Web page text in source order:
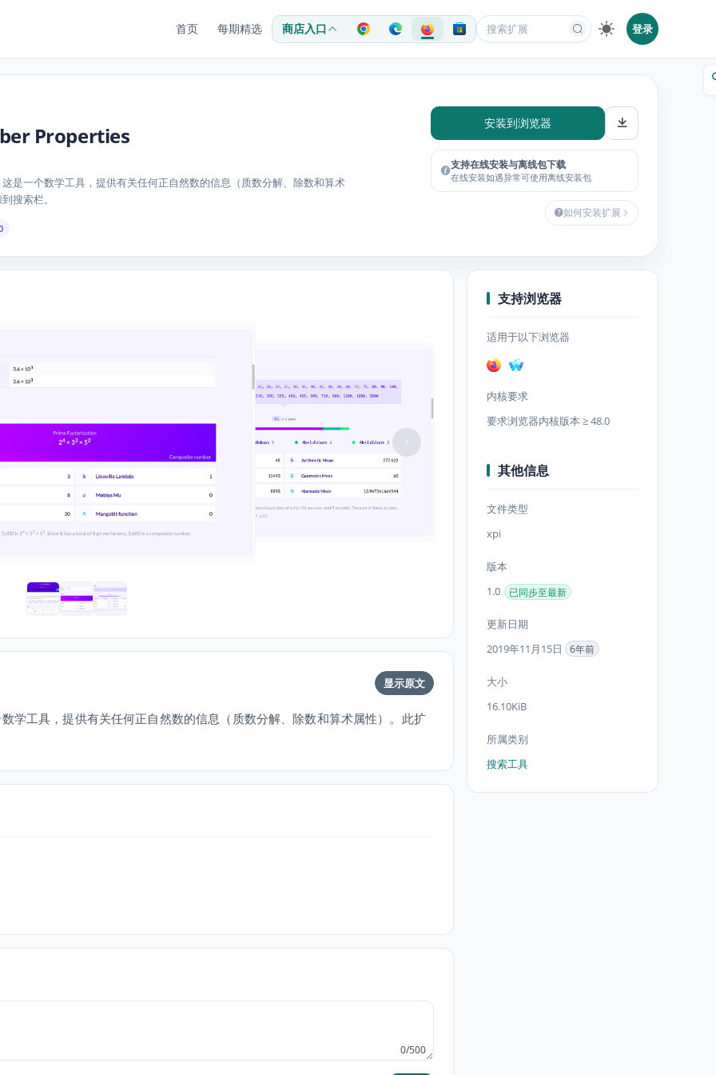
首页 每期精选 商店入口 登录
Properties
是一个数学工具，提供有关任何正自然数的信息（质数分解、除数和算术
搜索栏。
安装到浏览器
支持在线安装与离线包下载
在线安装如遇异常可使用离线安装包
如何安装扩展
显示原文
学工具，提供有关任何正自然数的信息（质数分解、除数和算术属性）。此扩
0/500
支持浏览器
适用于以下浏览器
内核要求
要求浏览器内核版本 ≥ 48.0
其他信息
文件类型
xpi
版本
1.0
已同步至最新
更新日期
2019年11月15日
6年前
大小
16.10KiB
所属类别
搜索工具